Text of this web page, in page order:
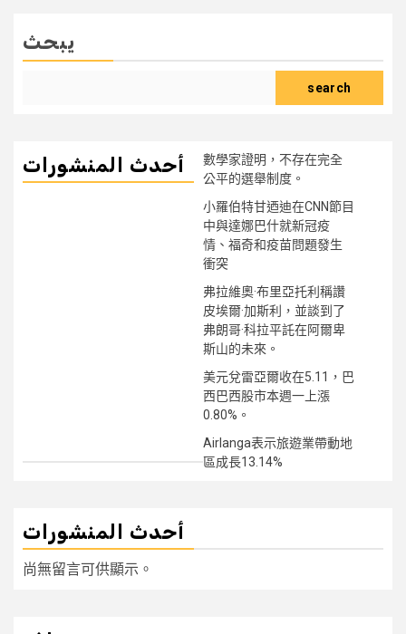
يبحث
search
أحدث المنشورات
數學家證明，不存在完全
公平的選舉制度。
小羅伯特甘迺迪在CNN節目
中與達娜巴什就新冠疫
情、福奇和疫苗問題發生
衝突
弗拉維奧·布里亞托利稱讚
皮埃爾·加斯利，並談到了
弗朗哥·科拉平託在阿爾卑
斯山的未來。
美元兌雷亞爾收在5.11，巴
西巴西股市本週一上漲
0.80%。
Airlanga表示旅遊業帶動地
區成長13.14%
أحدث المنشورات
尚無留言可供顯示。